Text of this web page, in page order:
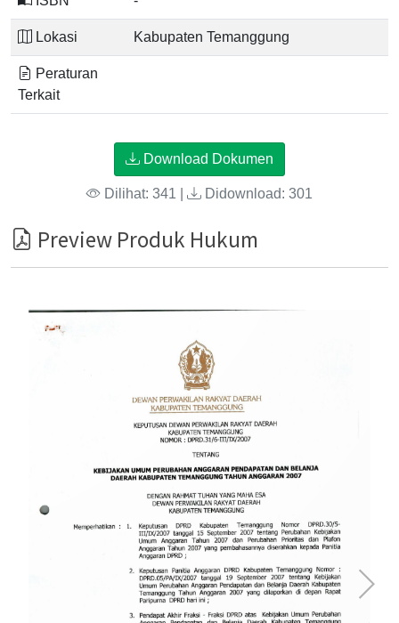
Lokasi Kabupaten Temanggung
Peraturan
Terkait
Download Dokumen
Dilihat: 341 | Didownload: 301
Preview Produk Hukum